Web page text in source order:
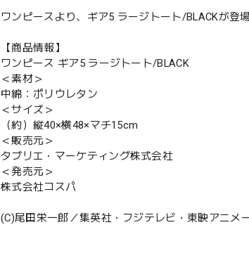
ワンピースより、ギア5 ラージトート/BLACKが登
【商品情報】
ワンピース ギア5 ラージトート/BLACK
＜素材＞
中綿：ポリウレタン
＜サイズ＞
（約）縦40×横48×マチ15cm
＜販売元＞
タブリエ・マーケティング株式会社
＜発売元＞
株式会社コスパ
(C)尾田栄一郎／集英社・フジテレビ・東映アニメ